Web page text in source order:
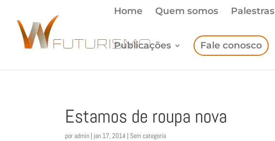
Home Quem somos Palestras
Publicações Fale conosco
Estamos de roupa nova
por admin jan 17, 2014 | Sem categoria